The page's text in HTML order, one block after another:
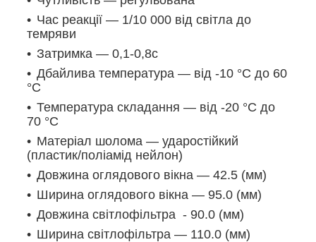
Час реакції — 1/10 000 від світла до
темряви
Затримка — 0,1-0,8с
Дбайлива температура — від -10 °C до 60
°C
Температура складання — від -20 °C до
70 °C
Матеріал шолома — ударостійкий
(пластик/поліамід нейлон)
Довжина оглядового вікна — 42.5 (мм)
Ширина оглядового вікна — 95.0 (мм)
Довжина світлофільтра - 90.0 (мм)
Ширина світлофільтра — 110.0 (мм)